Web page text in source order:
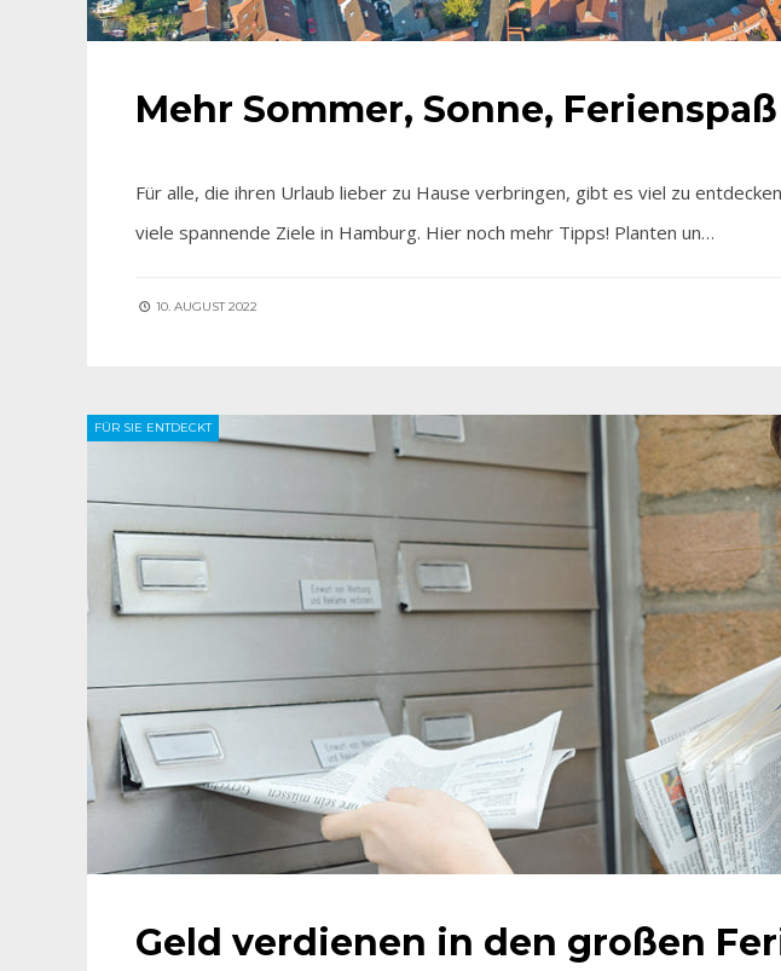
Mehr Sommer, Sonne, Ferienspaß
Für alle, die ihren Urlaub lieber zu Hause verbringen, gibt es viel zu
viele spannende Ziele in Hamburg. Hier noch mehr Tipps! Planten un…
10. AUGUST 2022
FÜR SIE ENTDECKT
Geld verdienen in den großen